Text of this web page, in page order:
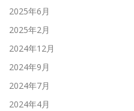
2025年6月
2025年2月
2024年12月
2024年9月
2024年7月
2024年4月